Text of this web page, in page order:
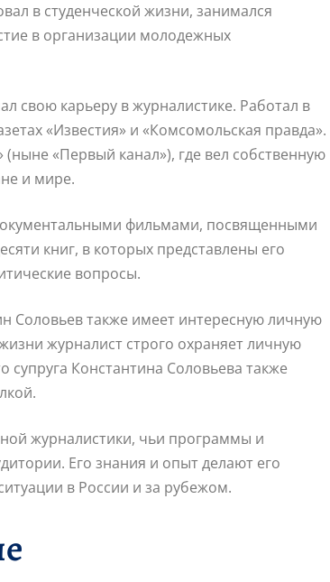
в студенческой жизни, занимался
в организации молодежных
свою карьеру в журналистике. Работал в
«Известия» и «Комсомольская правда».
(ныне «Первый канал»), где вел собственную
и мире.
фильмами, посвященными
книг, в которых представлены его
вопросы.
Соловьев также имеет интересную личную
журналист строго охраняет личную
Константина Соловьева также
журналистики, чьи программы и
Его знания и опыт делают его
в России и за рубежом.